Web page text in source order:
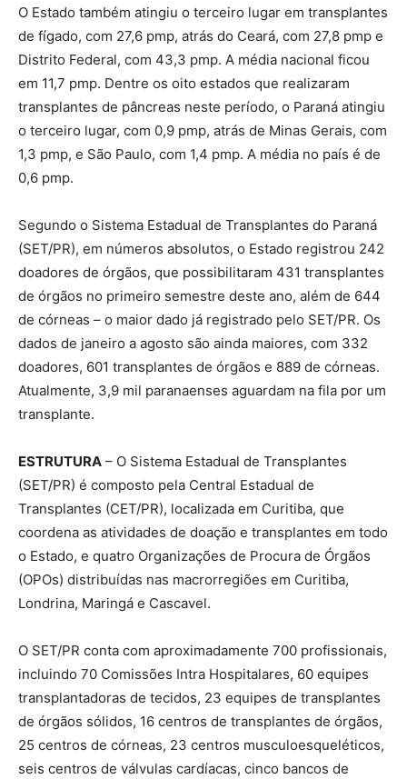
O Estado também atingiu o terceiro lugar em transplantes
de fígado, com 27,6 pmp, atrás do Ceará, com 27,8 pmp e
Distrito Federal, com 43,3 pmp. A média nacional ficou
em 11,7 pmp. Dentre os oito estados que realizaram
transplantes de pâncreas neste período, o Paraná atingiu
o terceiro lugar, com 0,9 pmp, atrás de Minas Gerais, com
1,3 pmp, e São Paulo, com 1,4 pmp. A média no país é de
0,6 pmp.
Segundo o Sistema Estadual de Transplantes do Paraná
(SET/PR), em números absolutos, o Estado registrou 242
doadores de órgãos, que possibilitaram 431 transplantes
de órgãos no primeiro semestre deste ano, além de 644
de córneas – o maior dado já registrado pelo SET/PR. Os
dados de janeiro a agosto são ainda maiores, com 332
doadores, 601 transplantes de órgãos e 889 de córneas.
Atualmente, 3,9 mil paranaenses aguardam na fila por um
transplante.
ESTRUTURA – O Sistema Estadual de Transplantes
(SET/PR) é composto pela Central Estadual de
Transplantes (CET/PR), localizada em Curitiba, que
coordena as atividades de doação e transplantes em todo
o Estado, e quatro Organizações de Procura de Órgãos
(OPOs) distribuídas nas macrorregiões em Curitiba,
Londrina, Maringá e Cascavel.
O SET/PR conta com aproximadamente 700 profissionais,
incluindo 70 Comissões Intra Hospitalares, 60 equipes
transplantadoras de tecidos, 23 equipes de transplantes
de órgãos sólidos, 16 centros de transplantes de órgãos,
25 centros de córneas, 23 centros musculoesqueléticos,
seis centros de válvulas cardíacas, cinco bancos de